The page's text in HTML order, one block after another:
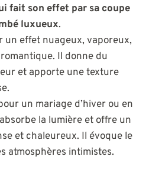
fait son effet par sa coupe
luxueux.
un effet nuageux, vaporeux,
Il donne du
et apporte une texture
un mariage d’hiver ou en
la lumière et offre un
et chaleureux. Il évoque le
atmosphères intimistes.